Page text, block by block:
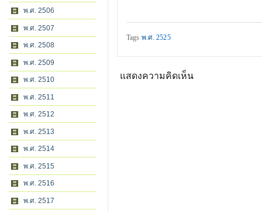
พ.ศ. 2506
พ.ศ. 2507
พ.ศ. 2508
พ.ศ. 2509
พ.ศ. 2510
พ.ศ. 2511
พ.ศ. 2512
พ.ศ. 2513
พ.ศ. 2514
พ.ศ. 2515
พ.ศ. 2516
พ.ศ. 2517
Tags พ.ศ. 2525
แสดงความคิดเห็น